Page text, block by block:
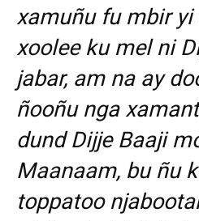
xamuñu fu mbir yi
xoolee ku mel ni
jabar, am na ay
ñooñu nga
dund Dijje Baaji
Maanaam, bu ñu
toppatoo